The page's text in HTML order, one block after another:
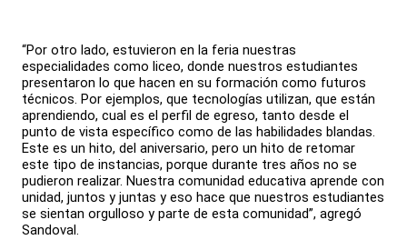
“Por otro lado, estuvieron en la feria nuestras
especialidades como liceo, donde nuestros estudiantes
presentaron lo que hacen en su formación como futuros
técnicos. Por ejemplos, que tecnologías utilizan, que están
aprendiendo, cual es el perfil de egreso, tanto desde el
punto de vista específico como de las habilidades blandas.
Este es un hito, del aniversario, pero un hito de retomar
este tipo de instancias, porque durante tres años no se
pudieron realizar. Nuestra comunidad educativa aprende con
unidad, juntos y juntas y eso hace que nuestros estudiantes
se sientan orgulloso y parte de esta comunidad”, agregó
Sandoval.